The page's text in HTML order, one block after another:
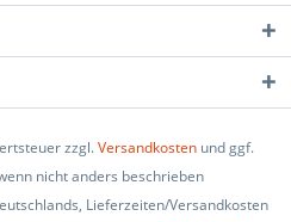
zzgl.Versandkosten und ggf.
nicht anders beschrieben
Lieferzeiten/Versandkosten